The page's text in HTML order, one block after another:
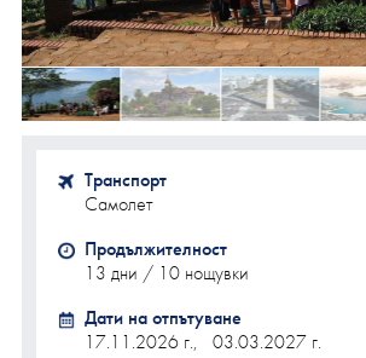
Транспорт
Самолет
Продължителност
13 дни / 10 нощувки
Дати на отпътуване
17.11.2026 г., 03.03.2027 г.